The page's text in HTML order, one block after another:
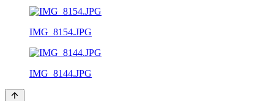
IMG_8154.JPG
IMG_8144.JPG